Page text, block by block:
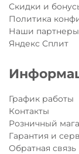
Скидки и
Политика
Наши партнеры
Яндекс Сплит
График работы
Контакты
Розничный
Гарантия и
Обратная связь